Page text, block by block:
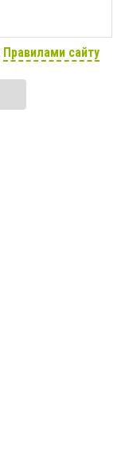
Правилами сайту